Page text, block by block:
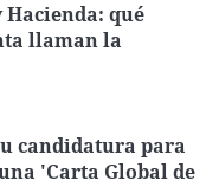
qué
llaman la
candidatura para
'Carta Global de